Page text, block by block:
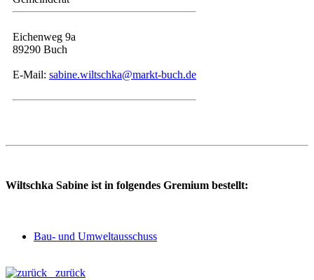
Eichenweg 9a
89290 Buch
E-Mail: sabine.wiltschka@markt-buch.de
Wiltschka Sabine ist in folgendes Gremium bestellt:
Bau- und Umweltausschuss
zurück